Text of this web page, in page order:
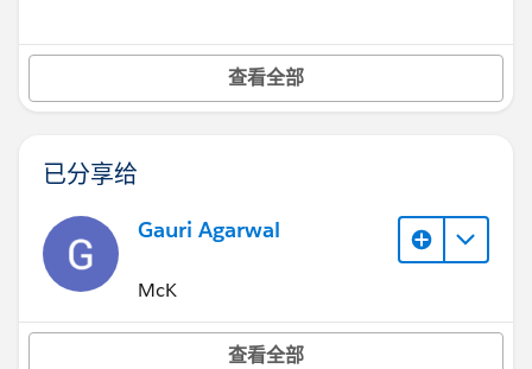
查看全部
已分享给
Gauri Agarwal
McK
查看全部